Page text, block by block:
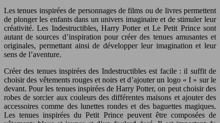
Les tenues inspirées de personnages de films ou de livres permettent
de plonger les enfants dans un univers imaginaire et de stimuler leur
créativité. Les Indestructibles, Harry Potter et Le Petit Prince sont
autant de sources d’inspiration pour créer des tenues amusantes et
originales, permettant ainsi de développer leur imagination et leur
sens de l’aventure.
Créer des tenues inspirées des Indestructibles est facile : il suffit de
choisir des vêtements rouges et noirs et d’ajouter un logo « I » sur le
devant. Pour les tenues inspirées de Harry Potter, on peut choisir des
robes de sorcier aux couleurs des différentes maisons et ajouter des
accessoires comme des lunettes rondes et des baguettes magiques.
Les tenues inspirées du Petit Prince peuvent être composées de